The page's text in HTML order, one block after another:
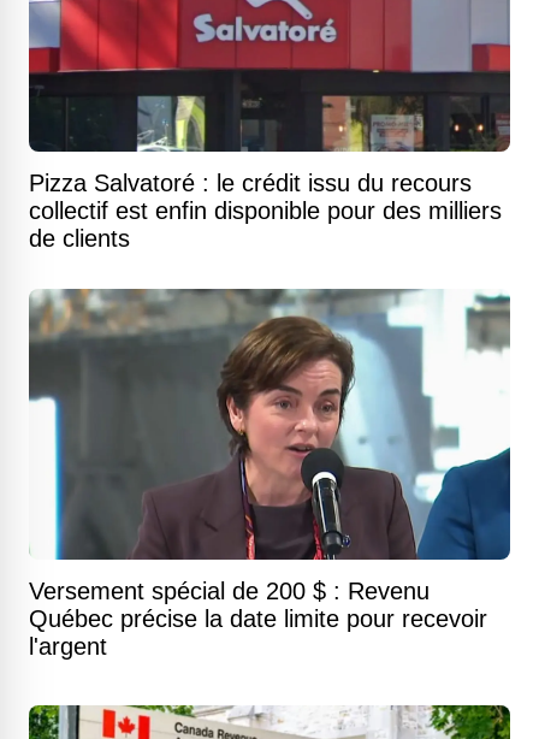
Pizza Salvatoré : le crédit issu du recours
collectif est enfin disponible pour des milliers
de clients
Versement spécial de 200 $ : Revenu
Québec précise la date limite pour recevoir
l'argent